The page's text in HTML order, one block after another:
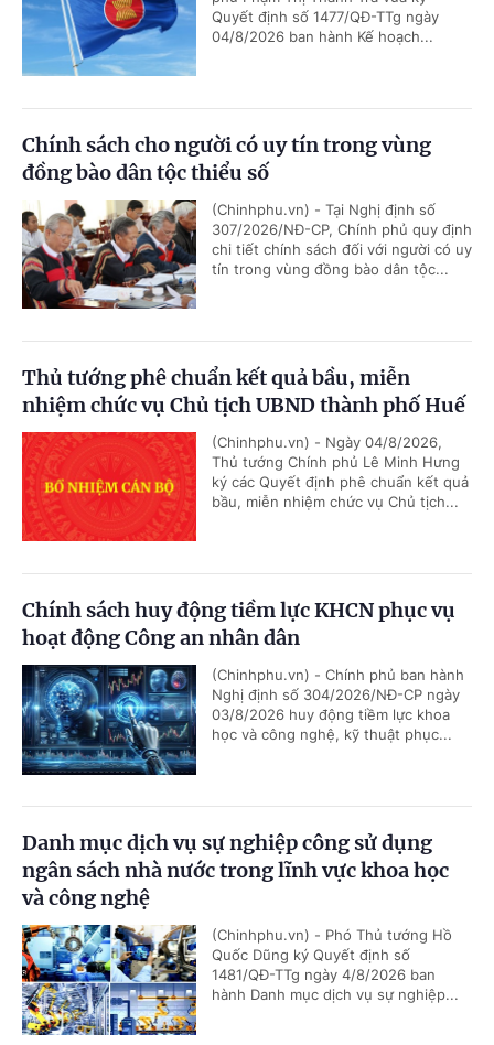
Quyết định số 1477/QĐ-TTg ngày
04/8/2026 ban hành Kế hoạch...
Chính sách cho người có uy tín trong vùng
đồng bào dân tộc thiểu số
(Chinhphu.vn) - Tại Nghị định số
307/2026/NĐ-CP, Chính phủ quy định
chi tiết chính sách đối với người có uy
tín trong vùng đồng bào dân tộc...
Thủ tướng phê chuẩn kết quả bầu, miễn
nhiệm chức vụ Chủ tịch UBND thành phố Huế
(Chinhphu.vn) - Ngày 04/8/2026,
Thủ tướng Chính phủ Lê Minh Hưng
ký các Quyết định phê chuẩn kết quả
bầu, miễn nhiệm chức vụ Chủ tịch...
Chính sách huy động tiềm lực KHCN phục vụ
hoạt động Công an nhân dân
(Chinhphu.vn) - Chính phủ ban hành
Nghị định số 304/2026/NĐ-CP ngày
03/8/2026 huy động tiềm lực khoa
học và công nghệ, kỹ thuật phục...
Danh mục dịch vụ sự nghiệp công sử dụng
ngân sách nhà nước trong lĩnh vực khoa học
và công nghệ
(Chinhphu.vn) - Phó Thủ tướng Hồ
Quốc Dũng ký Quyết định số
1481/QĐ-TTg ngày 4/8/2026 ban
hành Danh mục dịch vụ sự nghiệp...